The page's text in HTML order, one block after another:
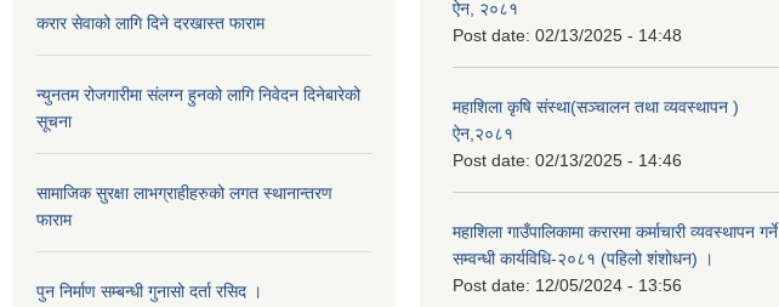
करार सेवाको लागि दिने दरखास्त फाराम
न्युनतम रोजगारीमा संलग्न हुनको लागि निवेदन दिनेबारेको
सूचना
सामाजिक सुरक्षा लाभग्राहीहरुको लगत स्थानान्तरण
फाराम
पुन निर्माण सम्बन्धी गुनासो दर्ता रसिद ।
ऐन, २०८१
Post date: 02/13/2025 - 14:48
महाशिला कृषि संस्था(सञ्चालन तथा व्यवस्थापन )
ऐन,२०८१
Post date: 02/13/2025 - 14:46
महाशिला गाउँपालिकामा करारमा कर्माचारी व्यवस्थापन गर्ने
सम्वन्धी कार्यविधि-२०८१ (पहिलो शंशोधन) ।
Post date: 12/05/2024 - 13:56